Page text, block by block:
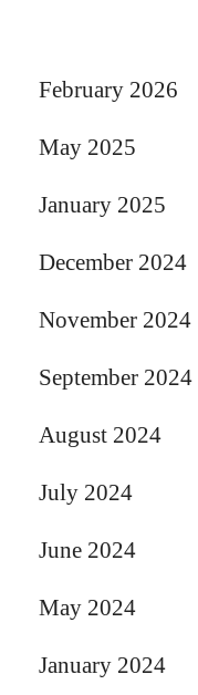
February 2026
May 2025
January 2025
December 2024
November 2024
September 2024
August 2024
July 2024
June 2024
May 2024
January 2024